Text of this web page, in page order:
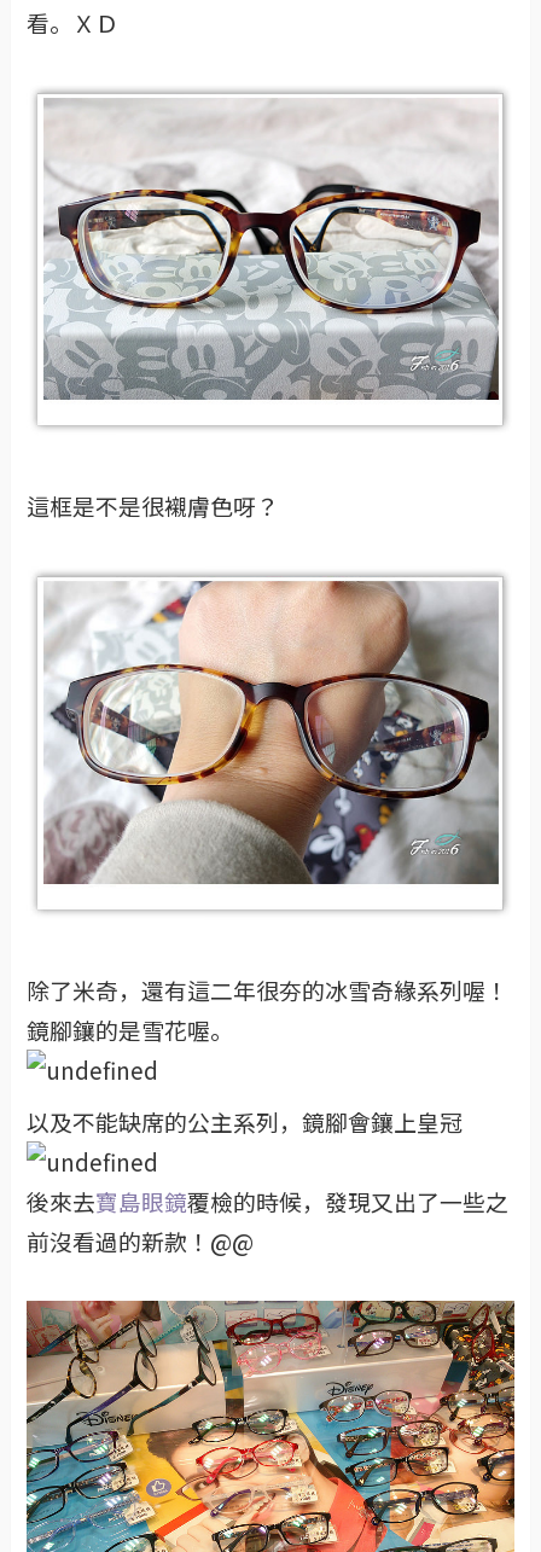
看。ＸＤ
這框是不是很襯膚色呀？
除了米奇，還有這二年很夯的冰雪奇緣系列喔！
鏡腳鑲的是雪花喔。
以及不能缺席的公主系列，鏡腳會鑲上皇冠
後來去寶島眼鏡覆檢的時候，發現又出了一些之
前沒看過的新款！@@